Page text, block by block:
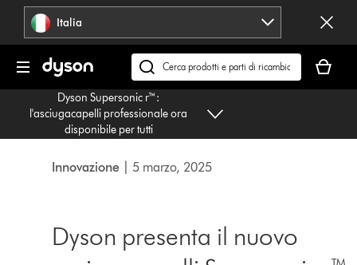
navigazione Italia
Cerca
su
dyson.it
carrello
è
Dyson Supersonic r™:
l'asciugacapelli professionale ora
disponibile per tutti
Innovazione | 5 marzo, 2025
Dyson presenta il nuovo